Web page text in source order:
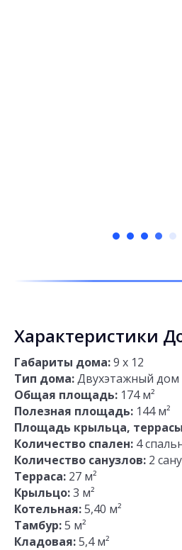
Характеристики
Габариты дома:9 х 12
Тип дома:Двухэтажный дом
Общая площадь: 174 м²
Полезная площадь: 144 м²
Площадь крыльца,
Количество спален: 4
Количество санузлов: 2
Терраса: 27 м²
Крыльцо:3 м²
Котельная:5,40 м²
Тамбур:5 м²
Кладовая:5,4 м²